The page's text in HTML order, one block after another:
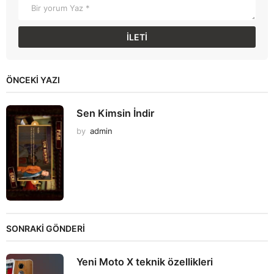
ÖNCEKI YAZI
Sen Kimsin İndir
by admin
SONRAKİ GÖNDERİ
Yeni Moto X teknik özellikleri